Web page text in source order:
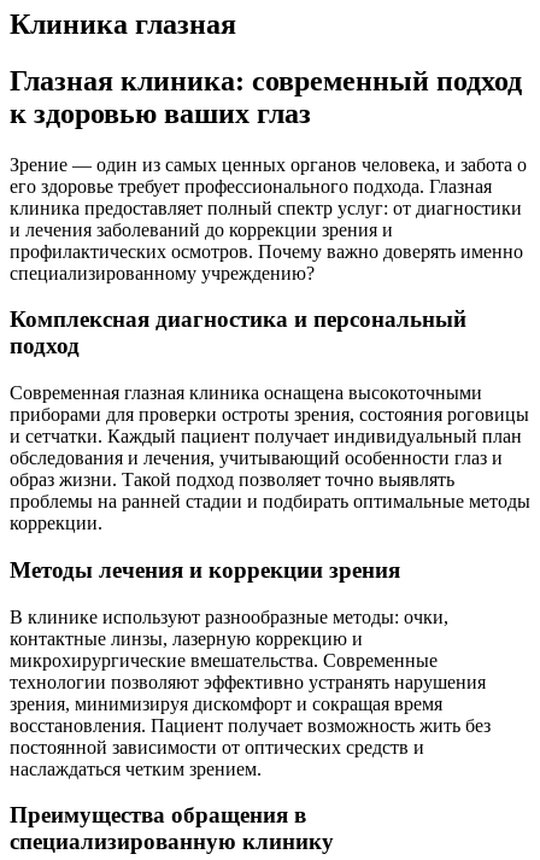
Клиника глазная
Глазная клиника: современный подход
к здоровью ваших глаз
Зрение — один из самых ценных органов человека, и забота о
его здоровье требует профессионального подхода. Глазная
клиника предоставляет полный спектр услуг: от диагностики
и лечения заболеваний до коррекции зрения и
профилактических осмотров. Почему важно доверять именно
специализированному учреждению?
Комплексная диагностика и персональный
подход
Современная глазная клиника оснащена высокоточными
приборами для проверки остроты зрения, состояния роговицы
и сетчатки. Каждый пациент получает индивидуальный план
обследования и лечения, учитывающий особенности глаз и
образ жизни. Такой подход позволяет точно выявлять
проблемы на ранней стадии и подбирать оптимальные методы
коррекции.
Методы лечения и коррекции зрения
В клинике используют разнообразные методы: очки,
контактные линзы, лазерную коррекцию и
микрохирургические вмешательства. Современные
технологии позволяют эффективно устранять нарушения
зрения, минимизируя дискомфорт и сокращая время
восстановления. Пациент получает возможность жить без
постоянной зависимости от оптических средств и
наслаждаться четким зрением.
Преимущества обращения в
специализированную клинику